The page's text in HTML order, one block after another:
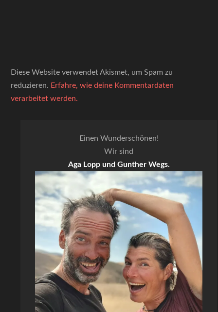
Diese Website verwendet Akismet, um Spam zu
reduzieren. Erfahre, wie deine Kommentardaten
verarbeitet werden.
Einen Wunderschönen!
Wir sind
Aga Lopp und Gunther Wegs.